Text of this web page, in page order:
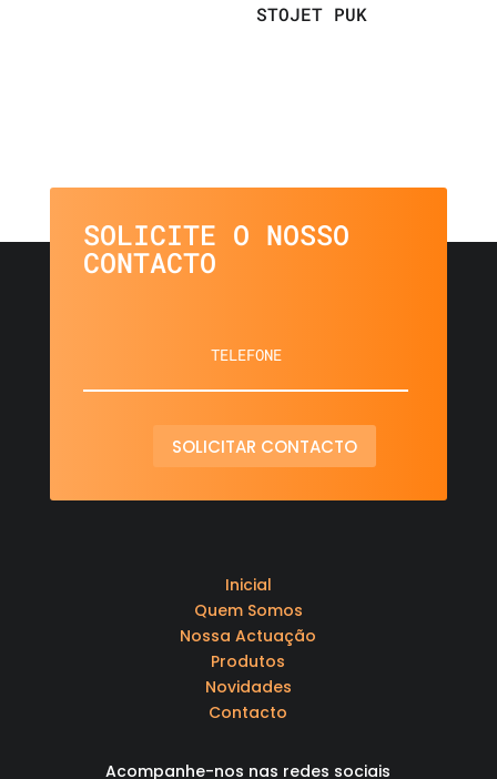
STOJET PUK
SOLICITE O NOSSO
CONTACTO
SOLICITAR CONTACTO
Inicial
Quem Somos
Nossa Actuação
Produtos
Novidades
Contacto
Acompanhe-nos nas redes sociais